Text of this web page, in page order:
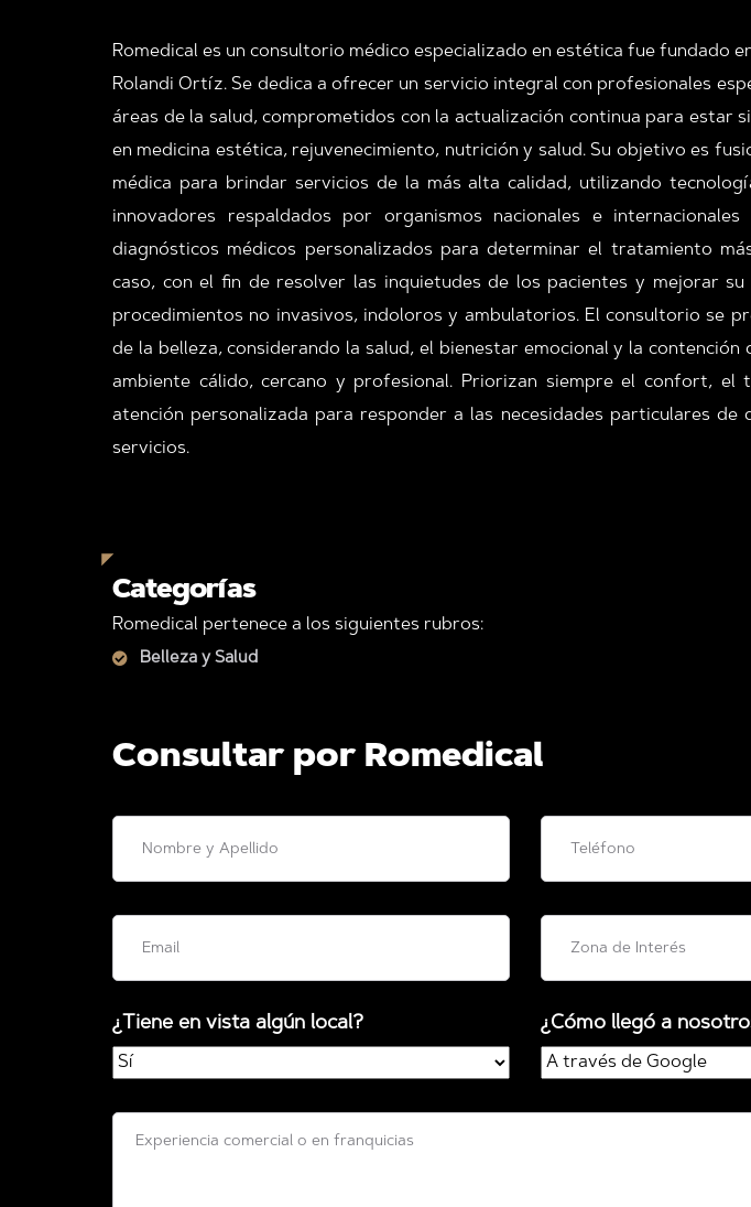
Romedical es un consultorio médico especializado en estética fue fundado
Rolandi Ortíz. Se dedica a ofrecer un servicio integral con profesionales
áreas de la salud, comprometidos con la actualización continua para estar
en medicina estética, rejuvenecimiento, nutrición y salud. Su objetivo es
médica para brindar servicios de la más alta calidad, utilizando
innovadores respaldados por organismos nacionales e
diagnósticos médicos personalizados para determinar el tratamiento
caso, con el fin de resolver las inquietudes de los pacientes y mejorar
procedimientos no invasivos, indoloros y ambulatorios. El consultorio se
de la belleza, considerando la salud, el bienestar emocional y la contención
ambiente cálido, cercano y profesional. Priorizan siempre el confort, el
atención personalizada para responder a las necesidades particulares de
servicios.
Categorías
Romedical pertenece a los siguientes rubros:
Belleza y Salud
Consultar por Romedical
¿Tiene en vista algún local? ¿Cómo llegó a